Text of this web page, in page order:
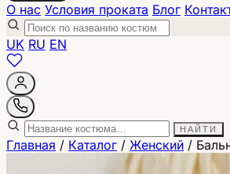
О нас Условия проката Блог
UK RU EN
НАЙТИ
Главная / Каталог / Женский /